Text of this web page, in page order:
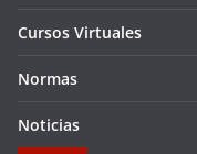
Cursos Virtuales
Normas
Noticias